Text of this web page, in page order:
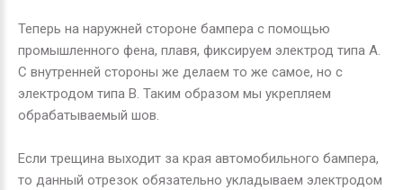
Теперь на наружней стороне бампера с помощью
промышленного фена, плавя, фиксируем электрод типа A.
С внутренней стороны же делаем то же самое, но с
электродом типа B. Таким образом мы укрепляем
обрабатываемый шов.
Если трещина выходит за края автомобильного бампера,
то данный отрезок обязательно укладываем электродом